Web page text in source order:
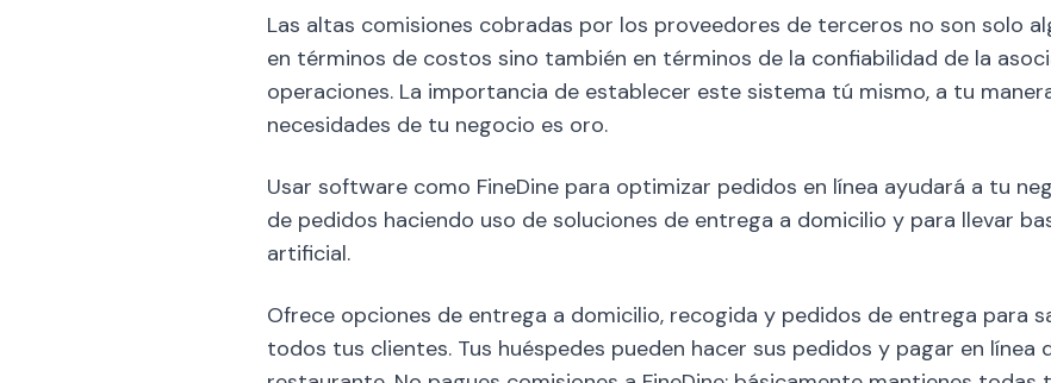
Las altas comisiones cobradas por los proveedores de terceros no son solo
en términos de costos sino también en términos de la confiabilidad de la
operaciones. La importancia de establecer este sistema tú mismo, a tu
necesidades de tu negocio es oro.
Usar software como FineDine para optimizar pedidos en línea ayudará a tu
de pedidos haciendo uso de soluciones de entrega a domicilio y para llevar
artificial.
Ofrece opciones de entrega a domicilio, recogida y pedidos de entrega para
todos tus clientes. Tus huéspedes pueden hacer sus pedidos y pagar en línea